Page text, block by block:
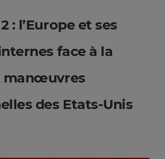
: l’Europe et ses
face à la
manœuvres
des Etats-Unis